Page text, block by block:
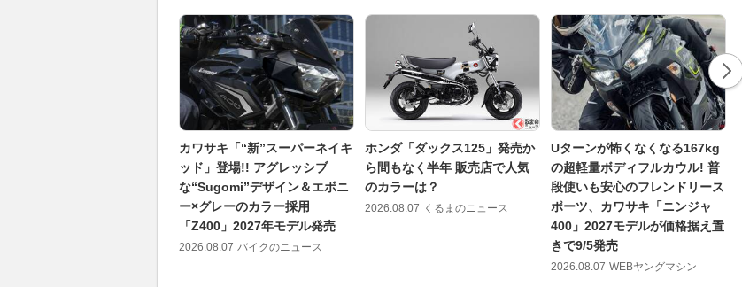
カワサキ「“新”スーパーネイキ
ッド」登場!! アグレッシブ
な“Sugomi”デザイン＆エボニ
ー×グレーのカラー採用
「Z400」2027年モデル発売
2026.08.07 バイクのニュース
ホンダ「ダックス125」発売か
ら間もなく半年 販売店で人気
のカラーは？
2026.08.07 くるまのニュース
Uターンが怖くなくなる167kg
の超軽量ボディフルカウル! 普
段使いも安心のフレンドリース
ポーツ、カワサキ「ニンジャ
400」2027モデルが価格据え置
きで9/5発売
2026.08.07 WEBヤングマシン